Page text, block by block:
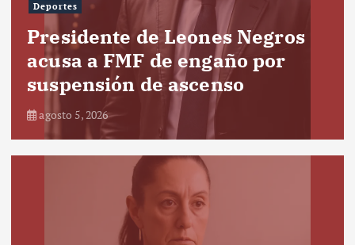
Deportes
Presidente de Leones Negros
acusa a FMF de engaño por
suspensión de ascenso
agosto 5, 2026